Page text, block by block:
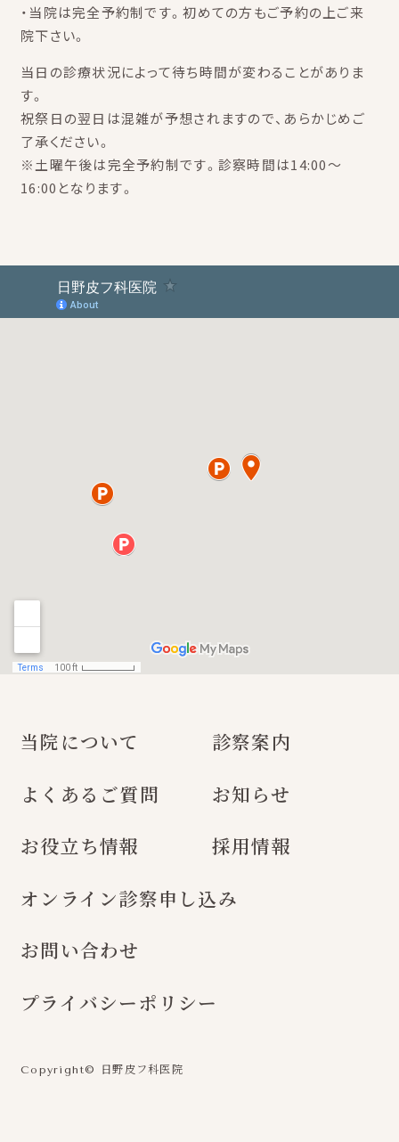
・当院は完全予約制です。初めての方もご予約の上ご来
院下さい。
当日の診療状況によって待ち時間が変わることがありま
す。
祝祭日の翌日は混雑が予想されますので、あらかじめご
了承ください。
※土曜午後は完全予約制です。診察時間は14:00～
16:00となります。
当院について
診察案内
よくあるご質問
お知らせ
お役立ち情報
採用情報
オンライン診察申し込み
お問い合わせ
プライバシーポリシー
Copyright© 日野皮フ科医院